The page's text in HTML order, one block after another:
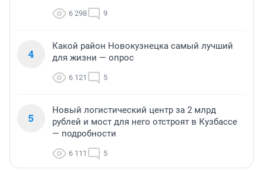
6 298 9
4
Какой район Новокузнецка самый лучший
для жизни — опрос
6 121 5
5
Новый логистический центр за 2 млрд
рублей и мост для него отстроят в Кузбассе
— подробности
6 111 5